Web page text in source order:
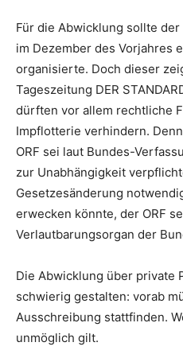
Für die Abwicklung sollte
im Dezember des Vorjahres
organisierte. Doch dieser
Tageszeitung DER
dürften vor allem rechtliche
Impflotterie verhindern.
ORF sei laut Bundes-
zur Unabhängigkeit
Gesetzesänderung
erwecken könnte, der ORF
Verlautbarungsorgan der
Die Abwicklung über private
schwierig gestalten: vorab
Ausschreibung stattfinden.
unmöglich gilt.